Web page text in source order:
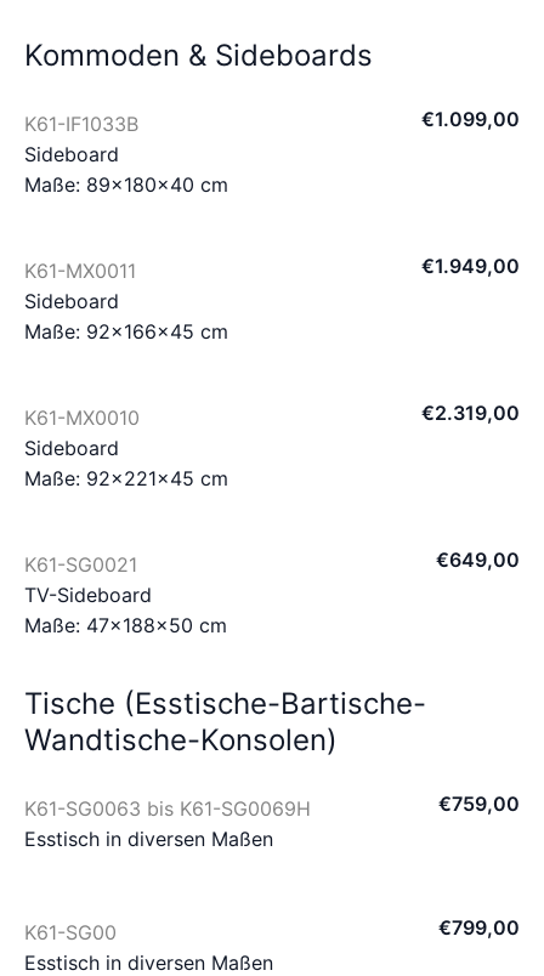
Kommoden & Sideboards
K61-IF1033B €1.099,00
Sideboard
Maße: 89×180×40 cm
K61-MX0011 €1.949,00
Sideboard
Maße: 92×166×45 cm
K61-MX0010 €2.319,00
Sideboard
Maße: 92×221×45 cm
K61-SG0021 €649,00
TV-Sideboard
Maße: 47×188×50 cm
Tische (Esstische-Bartische-
Wandtische-Konsolen)
K61-SG0063 bis K61-SG0069H €759,00
Esstisch in diversen Maßen
K61-SG00 €799,00
Esstisch in diversen Maßen